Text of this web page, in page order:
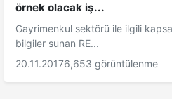
örnek olacak iş...
Gayrimenkul sektörü ile ilgili
bilgiler sunan RE...
20.11.20176,653 görüntülenme